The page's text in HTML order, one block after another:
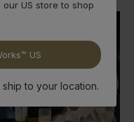
US store to shop
US
to your location.